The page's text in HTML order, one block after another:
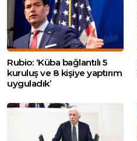
Rubio: ‘Küba bağlantılı 5
kuruluş ve 8 kişiye yaptırım
uyguladık’